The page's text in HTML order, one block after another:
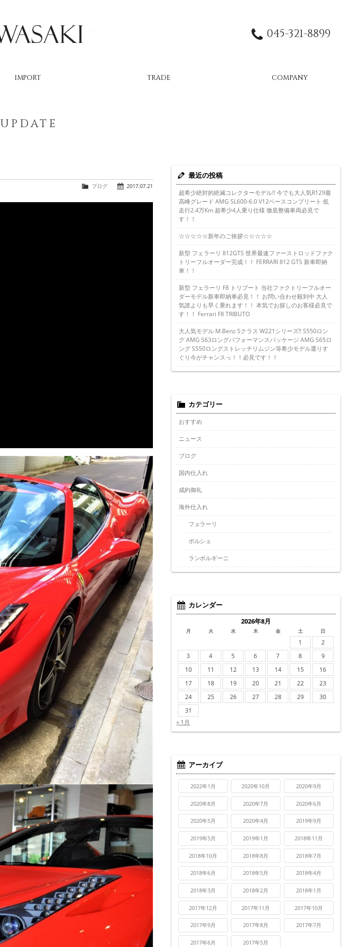
045-321-8899
IMPORT TRADE COMPANY
UPDATE
2017.07.21
ブログ
最近の投稿
超希少絶対的絶滅コレクターモデル!! 今でも大人気R129最
高峰グレード AMG SL600-6.0 V12ベースコンプリート 低
走行2.4万Km 超希少4人乗り仕様 徹底整備車両必見で
す！！
☆☆☆☆☆新年のご挨拶☆☆☆☆☆
新型 フェラーリ 812GTS 世界最速ファーストロッドファク
トリーフルオーダー完成！！ FERRARI 812 GTS 新車即納
車！！
新型 フェラーリ F8 トリブート 当社ファクトリーフルオー
ダーモデル新車即納車必見！！ お問い合わせ殺到中 大人
気誰よりも早く乗れます！！ 本気でお探しのお客様必見で
す！！ Ferrari F8 TRIBUTO
大人気モデル M.Benz Sクラス W221シリーズ!! S550ロン
グ AMG S63ロングパフォーマンスパッケージ AMG S65ロ
ング S550ロングストレッチリムジン等希少モデル選りす
ぐり今がチャンスっ！！必見です！！
カテゴリー
おすすめ
ニュース
ブログ
国内仕入れ
成約御礼
海外仕入れ
フェラーリ
ポルシェ
ランボルギーニ
カレンダー
2026年8月
月 火 水 木 金 土 日
1
2
3
4 5 6 7 8
9
10
11 12 13 14 15
16
17
18 19 20 21 22
23
24
25 26 27 28 29
30
31
« 1月
アーカイブ
2022年1月 2020年10月 2020年9月
2020年8月 2020年7月 2020年6月
2020年5月 2020年4月 2019年9月
2019年5月 2019年1月 2018年11月
2018年10月 2018年8月 2018年7月
2018年6月 2018年5月 2018年4月
2018年3月 2018年2月 2018年1月
2017年12月 2017年11月 2017年10月
2017年9月 2017年8月 2017年7月
2017年6月 2017年5月